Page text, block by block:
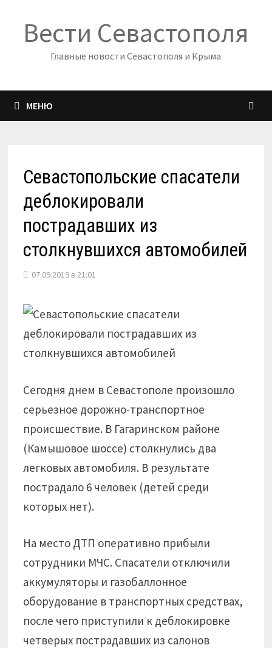
содержимому
Вести Севастополя
Главные новости Севастополя и Крыма
МЕНЮ
Севастопольские спасатели
деблокировали
пострадавших из
столкнувшихся автомобилей
07.09.2019 в 21:01
Сегодня днем в Севастополе произошло
серьезное дорожно-транспортное
происшествие. В Гагаринском районе
(Камышовое шоссе) столкнулись два
легковых автомобиля. В результате
пострадало 6 человек (детей среди
которых нет).
На место ДТП оперативно прибыли
сотрудники МЧС. Спасатели отключили
аккумуляторы и газобаллонное
оборудование в транспортных средствах,
после чего приступили к деблокировке
четверых пострадавших из салонов